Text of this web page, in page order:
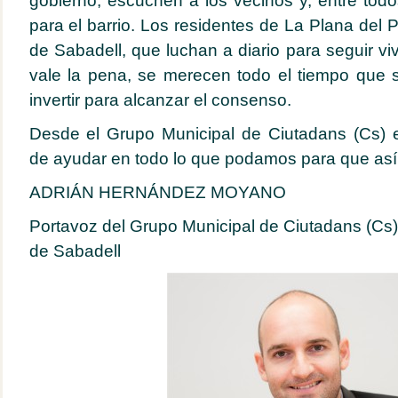
para el barrio. Los residentes de La Plana del
de Sabadell, que luchan a diario para seguir
vale la pena, se merecen todo el tiempo que
invertir para alcanzar el consenso.
Desde el Grupo Municipal de Ciutadans (Cs)
de ayudar en todo lo que podamos para que
ADRIÁN HERNÁNDEZ MOYANO
Portavoz del Grupo Municipal de Ciutadans
de Sabadell